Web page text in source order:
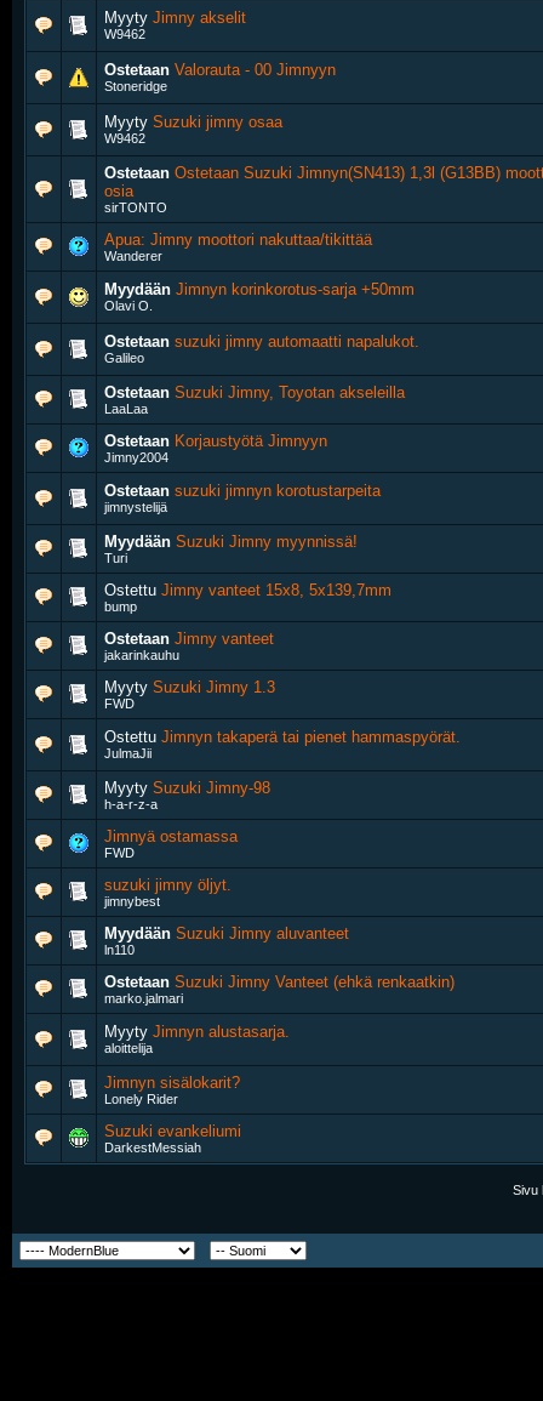
Myyty Jimny akselit
W9462
Ostetaan Valorauta - 00 Jimnyyn
Stoneridge
Myyty Suzuki jimny osaa
W9462
Ostetaan Ostetaan Suzuki Jimnyn(SN413) 1,3l (G13BB)
osia
sirTONTO
Apua: Jimny moottori nakuttaa/tikittää
Wanderer
Myydään Jimnyn korinkorotus-sarja +50mm
Olavi O.
Ostetaan suzuki jimny automaatti napalukot.
Galileo
Ostetaan Suzuki Jimny, Toyotan akseleilla
LaaLaa
Ostetaan Korjaustyötä Jimnyyn
Jimny2004
Ostetaan suzuki jimnyn korotustarpeita
jimnystelijä
Myydään Suzuki Jimny myynnissä!
Turi
Ostettu Jimny vanteet 15x8, 5x139,7mm
bump
Ostetaan Jimny vanteet
jakarinkauhu
Myyty Suzuki Jimny 1.3
FWD
Ostettu Jimnyn takaperä tai pienet hammaspyörät.
JulmaJii
Myyty Suzuki Jimny-98
h-a-r-z-a
Jimnyä ostamassa
FWD
suzuki jimny öljyt.
jimnybest
Myydään Suzuki Jimny aluvanteet
ln110
Ostetaan Suzuki Jimny Vanteet (ehkä renkaatkin)
marko.jalmari
Myyty Jimnyn alustasarja.
aloittelija
Jimnyn sisälokarit?
Lonely Rider
Suzuki evankeliumi
DarkestMessiah
Sivu